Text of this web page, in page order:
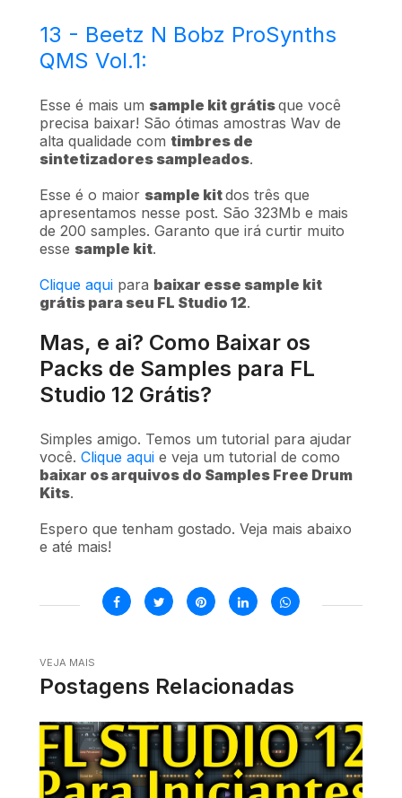
13 - Beetz N Bobz ProSynths
QMS Vol.1:
Esse é mais um sample kit grátisque você
precisa baixar! São ótimas amostras Wav de
alta qualidade com timbres de
sintetizadores sampleados.
Esse é o maior sample kitdos três que
apresentamos nesse post. São 323Mb e mais
de 200 samples. Garanto que irá curtir muito
esse sample kit.
Clique aqui para baixar esse sample kit
grátis para seu FL Studio 12.
Mas, e ai? Como Baixar os
Packs de Samples para FL
Studio 12 Grátis?
Simples amigo. Temos um tutorial para ajudar
você. Clique aqui e veja um tutorial de como
baixar os arquivos do Samples Free Drum
Kits.
Espero que tenham gostado. Veja mais abaixo
e até mais!
VEJA MAIS
Postagens Relacionadas